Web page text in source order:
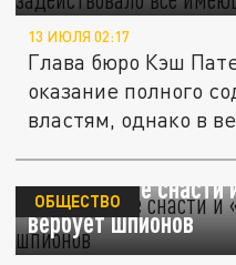
13 ИЮЛЯ 02:17
Глава бюро Кэш
оказание полного
властям, однако в
Рыболовные снасти
вербует шпионов
ОБЩЕСТВО